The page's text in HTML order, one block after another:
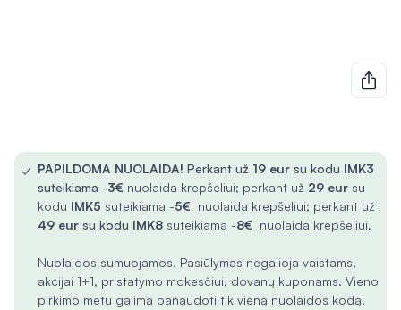
✓ PAPILDOMA NUOLAIDA! Perkant už 19 eur su kodu IMK3
suteikiama -3€ nuolaida krepšeliui; perkant už 29 eur su
kodu IMK5 suteikiama -5€ nuolaida krepšeliui; perkant už
49 eur su kodu IMK8 suteikiama -8€ nuolaida krepšeliui.
Nuolaidos sumuojamos. Pasiūlymas negalioja vaistams,
akcijai 1+1, pristatymo mokesčiui, dovanų kuponams. Vieno
pirkimo metu galima panaudoti tik vieną nuolaidos kodą.